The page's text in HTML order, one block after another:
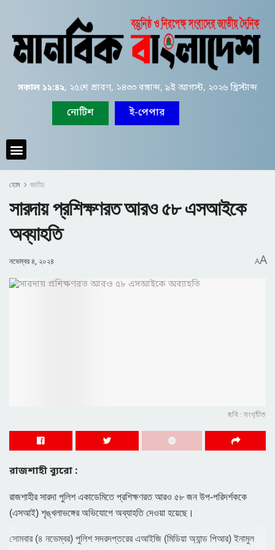
সকাল ১১:৪২, ২৫শে শ্রাবণ, ১৪৩৩ বঙ্গাব্দ, ৯ই আগস্ট, ২০২৬ খ্রিস্টাব্দ
নোটিশ ই-পেপার
হোম জাতীয়
সারদায় প্রশিক্ষণরত আরও ৫৮ এসআইকে
অব্যাহতি
নভেম্বর ৪, ২০২৪ AA
ছবি : সংগৃহীত
রাজশাহী ব্যুরো :
রাজশাহীর সারদা পুলিশ একাডেমিতে প্রশিক্ষণরত আরও ৫৮ জন উপ-পরিদর্শককে
(এসআই) শৃঙ্খলাভঙ্গের অভিযোগে অব্যাহতি দেওয়া হয়েছে।
সোমবার (৪ নভেম্বর) পুলিশ সদরদপ্তরের এআইজি (মিডিয়া অ্যান্ড পিআর) ইনামুল